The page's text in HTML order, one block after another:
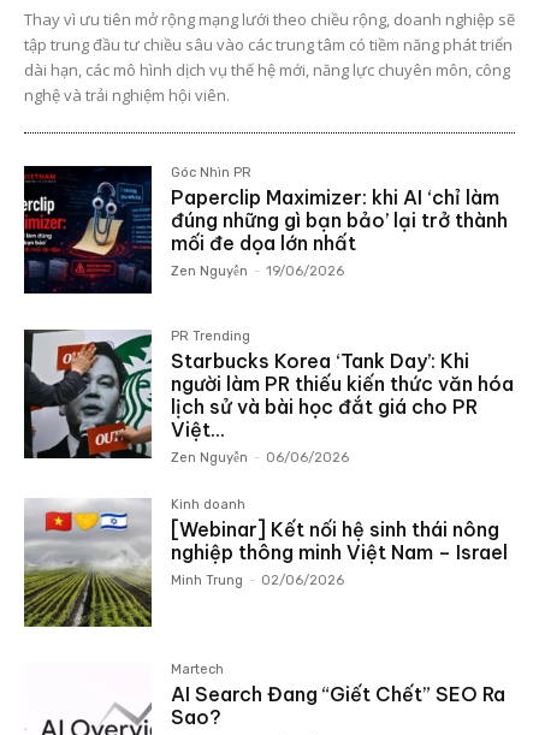
Thay vì ưu tiên mở rộng mạng lưới theo chiều rộng, doanh nghiệp sẽ
tập trung đầu tư chiều sâu vào các trung tâm có tiềm năng phát triển
dài hạn, các mô hình dịch vụ thế hệ mới, năng lực chuyên môn, công
nghệ và trải nghiệm hội viên.
Góc Nhìn PR
Paperclip Maximizer: khi AI ‘chỉ làm
đúng những gì bạn bảo’ lại trở thành
mối đe dọa lớn nhất
Zen Nguyễn - 19/06/2026
PR Trending
Starbucks Korea ‘Tank Day’: Khi
người làm PR thiếu kiến thức văn hóa
lịch sử và bài học đắt giá cho PR
Việt...
Zen Nguyễn - 06/06/2026
Kinh doanh
[Webinar] Kết nối hệ sinh thái nông
nghiệp thông minh Việt Nam – Israel
Minh Trung - 02/06/2026
Martech
AI Search Đang “Giết Chết” SEO Ra
Sao?